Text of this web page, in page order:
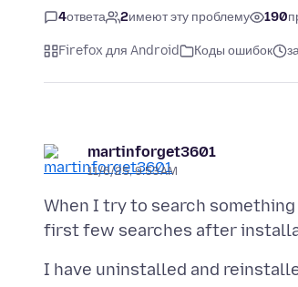
4ответа 2имеют эту проблему 190
Firefox для Android Коды ошибок
martinforget3601
11/6/25, 9:53 AM
When I try to search